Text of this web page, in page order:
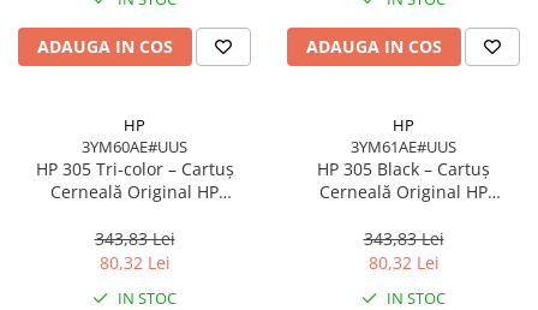
ADAUGA IN COS ADAUGA IN COS
HP
3YM60AE#UUS
HP 305 Tri‑color – Cartuș
Cerneală Original HP
pagini
343,83 Lei
80,32 Lei
IN STOC
HP
3YM61AE#UUS
HP 305 Black – Cartuș
Cerneală Original HP
pagini
343,83 Lei
80,32 Lei
IN STOC